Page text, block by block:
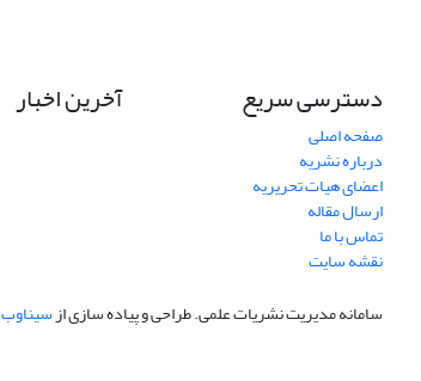
دسترسی سریع
صفحه اصلی
درباره نشریه
اعضای هیات تحریریه
ارسال مقاله
تماس با ما
نقشه سایت
آخرین اخبار
سامانه مدیریت نشریات علمی.طراحی و پیاده سازی ازسیناوب